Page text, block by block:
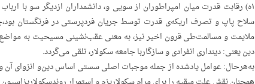
سلاح‌ پاپ‌ و تصرف‌ اریکه‌ی‌ قدرت‌ توسط‌ جریان‌ فردپرستی‌ در فرنگستان‌
ملایمت‌ و مسالمت‌طی‌ قرون‌ اخیر نیز، به‌ معنی‌ عقب‌نشینی‌ مسیحیت‌ به‌
دین‌ یعنی: دینداری‌ انفرادی‌ و سازگاربا جامعه‌ سکولار، تلقی‌ می‌گردد.
به‌هرحال: عوامل‌ یادشده‌ از جمله‌ موجبات‌ اصلی‌ سستی‌ اساس‌ دین‌و انزوای‌ آن‌